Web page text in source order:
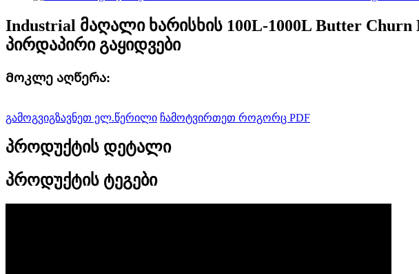
Industrial მაღალი ხარისხის 100L-1000L Butter
პირდაპირი გაყიდვები
Მოკლე აღწერა:
გამოგვიგზავნეთ ელ.წერილი ჩამოტვირთეთ როგორც PDF
პროდუქტის დეტალი
პროდუქტის ტეგები